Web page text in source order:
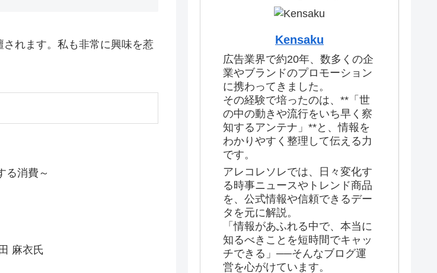
れます。私も非常に興味を惹
る消費～
麻衣氏
Kensaku
広告業界で約20年、数多くの企
業やブランドのプロモーション
に携わってきました。
その経験で培ったのは、**「世
の中の動きや流行をいち早く察
知するアンテナ」**と、情報を
わかりやすく整理して伝える力
です。
アレコレソレでは、日々変化す
る時事ニュースやトレンド商品
を、公式情報や信頼できるデー
タを元に解説。
「情報があふれる中で、本当に
知るべきことを短時間でキャッ
チできる」──そんなブログ運
営を心がけています。